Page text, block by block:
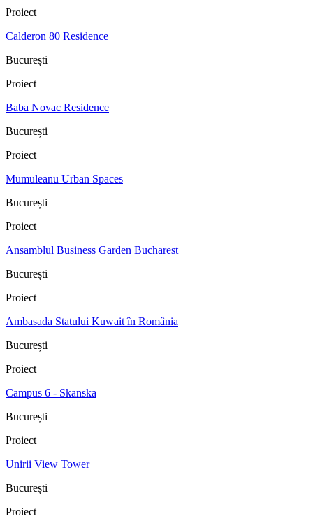
Proiect
Calderon 80 Residence
București
Proiect
Baba Novac Residence
București
Proiect
Mumuleanu Urban Spaces
București
Proiect
Ansamblul Business Garden Bucharest
București
Proiect
Ambasada Statului Kuwait în România
București
Proiect
Campus 6 - Skanska
București
Proiect
Unirii View Tower
București
Proiect